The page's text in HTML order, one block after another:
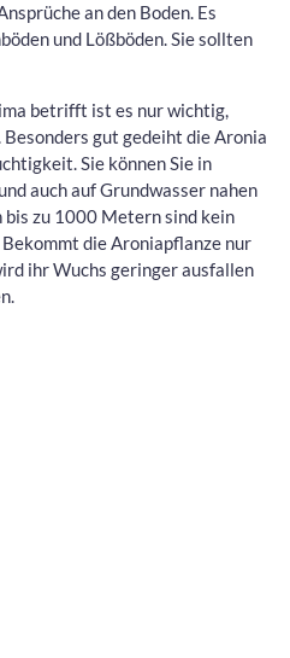
an den Boden. Es
und Lößböden. Sie sollten
betrifft ist es nur wichtig,
gut gedeiht die Aronia
Sie können Sie in
auch auf Grundwasser nahen
bis zu 1000 Metern sind kein
die Aroniapflanze nur
ihr Wuchs geringer ausfallen